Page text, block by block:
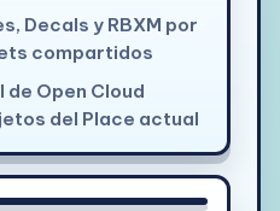
Decals y RBXM por
compartidos
de Open Cloud
del Place actual